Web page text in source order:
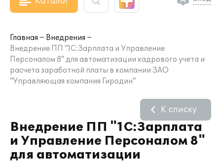
Главная
Внедрения
Внедрение ПП "1С:Зарплата и Управление
Персоналом 8" для автоматизации кадрового учета и
расчета заработной платы в компании ЗАО
"Управляющая компания Гиродин"
Внедрение ПП "1С:Зарплата
и Управление Персоналом 8"
для автоматизации
К списку